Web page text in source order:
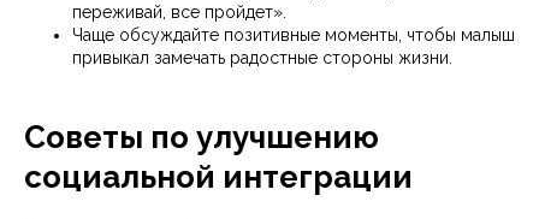
переживай, все пройдет».
Чаще обсуждайте позитивные моменты, чтобы малыш
привыкал замечать радостные стороны жизни.
Советы по улучшению
социальной интеграции